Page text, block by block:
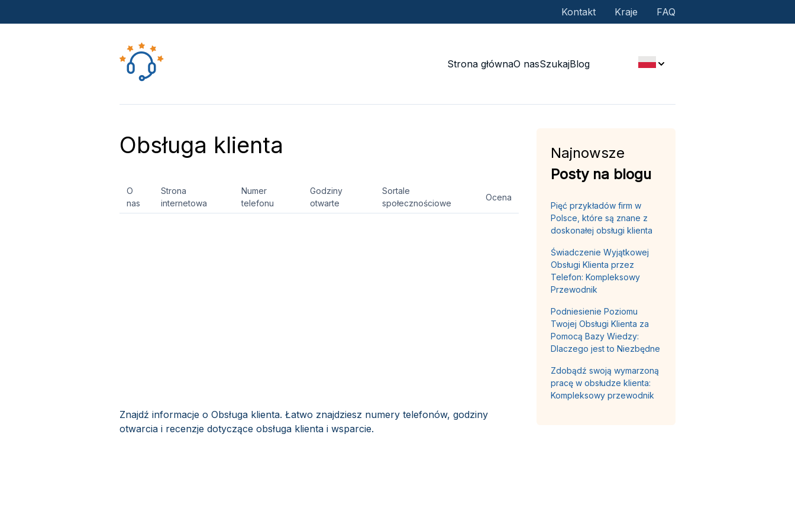
Kontakt Kraje FAQ
Strona głównaO nasSzukajBlog
Obsługa klienta
O
nas
Strona
internetowa
Numer
telefonu
Godziny
otwarte
Sortale
społecznościowe
Ocena
Znajdź informacje o Obsługa klienta. Łatwo znajdziesz numery telefonów, godziny
otwarcia i recenzje dotyczące obsługa klienta i wsparcie.
Najnowsze
Posty na blogu
Pięć przykładów firm w
Polsce, które są znane z
doskonałej obsługi klienta
Świadczenie Wyjątkowej
Obsługi Klienta przez
Telefon: Kompleksowy
Przewodnik
Podniesienie Poziomu
Twojej Obsługi Klienta za
Pomocą Bazy Wiedzy:
Dlaczego jest to Niezbędne
Zdobądź swoją wymarzoną
pracę w obsłudze klienta:
Kompleksowy przewodnik